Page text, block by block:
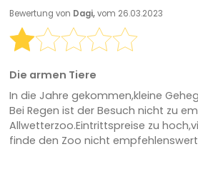
Bewertung von Dagi,vom 26.03.2023
Die armen Tiere
In die Jahre gekommen,kleine
Bei Regen ist der Besuch nicht zu
Allwetterzoo.Eintrittspreise zu
finde den Zoo nicht